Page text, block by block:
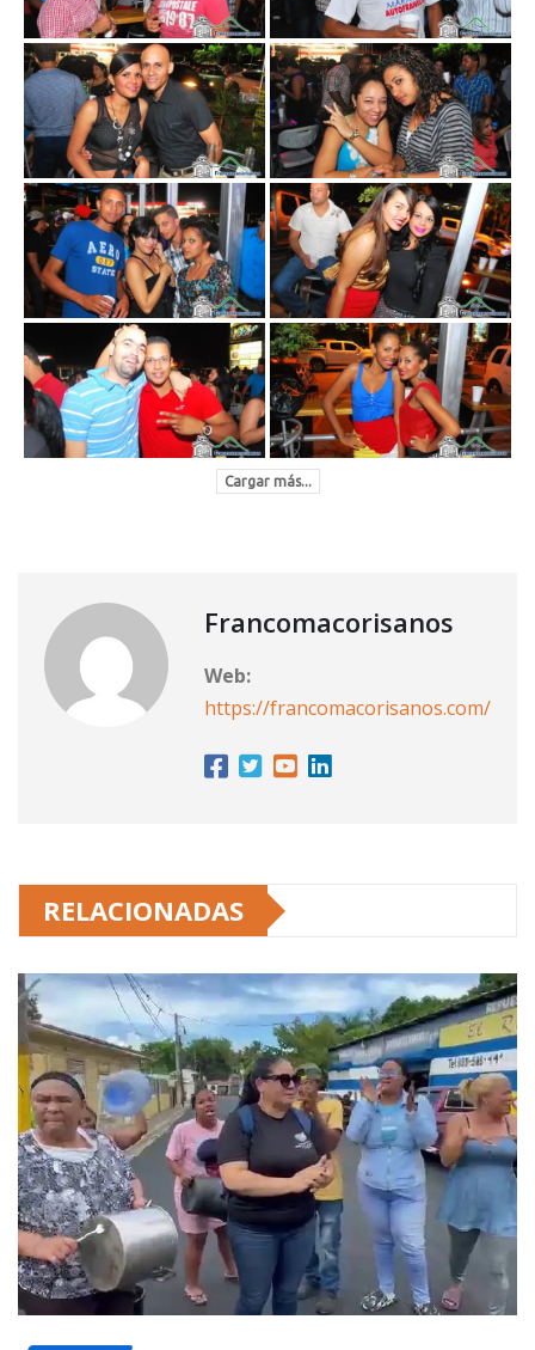
Cargar más...
Francomacorisanos
Web:
https://francomacorisanos.com/
RELACIONADAS